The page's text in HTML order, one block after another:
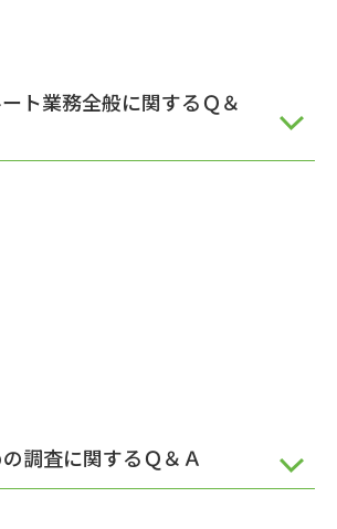
ト業務全般に関するＱ＆
調査に関するＱ＆Ａ